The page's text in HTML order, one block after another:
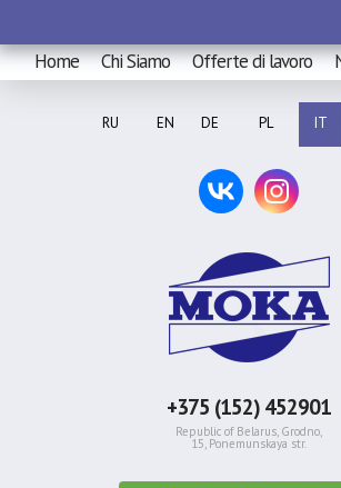
Home Chi Siamo Offerte di lavoro
RU EN DE PL IT
+375 (152) 452901
Republic of Belarus, Grodno,
15, Ponemunskaya str.